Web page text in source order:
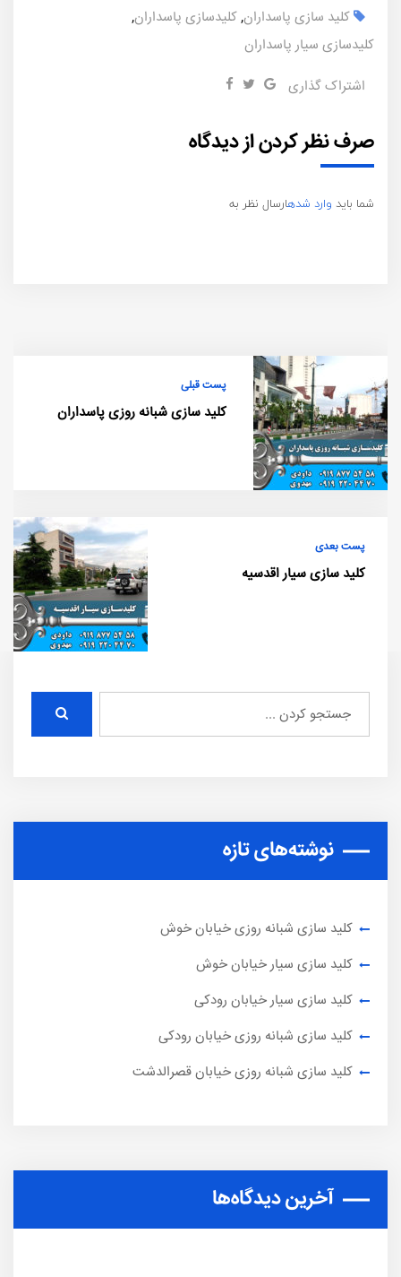
کلید سازی پاسداران,کلیدسازی پاسداران,
کلیدسازی سیار پاسداران
اشتراک گذاری
صرف نظر کردن از دیدگاه
شما باید وارد شدهارسال نظر به
پست قبلی
کلید سازی شبانه روزی پاسداران
پست بعدی
کلید سازی سیار اقدسیه
نوشته‌های تازه
کلید سازی شبانه روزی خیابان خوش
کلید سازی سیار خیابان خوش
کلید سازی سیار خیابان رودکی
کلید سازی شبانه روزی خیابان رودکی
کلید سازی شبانه روزی خیابان قصرالدشت
آخرین دیدگاه‌ها